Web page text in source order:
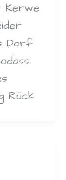
Kerwe
Dorf
Rück